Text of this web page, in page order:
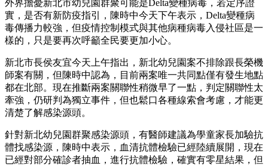
外界擔憂新北市幼兒園群聚可能是Delta變種病毒，若定序證
實，是否有新防疫指引，陳時中今天下午表示，Delta變種病
毒傳播力較強，但疫情控制模式與其他病種病毒入侵社區是一
樣的，只是要再次呼籲全民要更加小心。
新北市長侯友宜今天上午指出，新北幼兒園案不排除跟長榮機
師案有關，但陳時中認為，目前兩案唯一共同點僅有發生地點
都在北部。現在推斷兩案關聯性稍微早了一點，判定關聯性太
牽強，仍研判為獨立事件，但也鬆口各種線索會考慮，才能更
清楚了解感染源頭。
針對新北幼兒園群聚感染源頭，有醫師建議為學童家長加驗抗
體找感染源，陳時中表示，血清抗體檢驗已經陸續展開，現在
已經對部分確診者抽血，進行抗體檢驗，確實有零星結果，但